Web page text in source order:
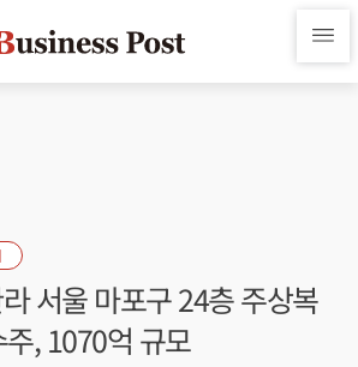
서울 마포구 24층 주상복
, 1070억 규모